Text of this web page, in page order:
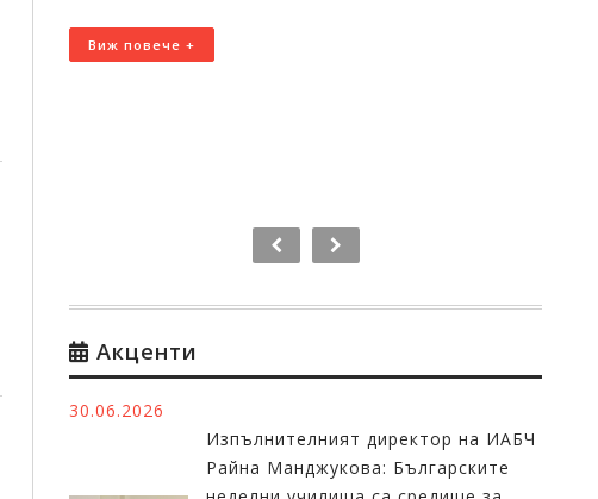
Първите отличени участници вече пристигнаха в
България за церемонията На 7 август 2026 г. от
Акценти
30.06.2026
Изпълнителният директор на ИАБЧ
Райна Манджукова: Българските